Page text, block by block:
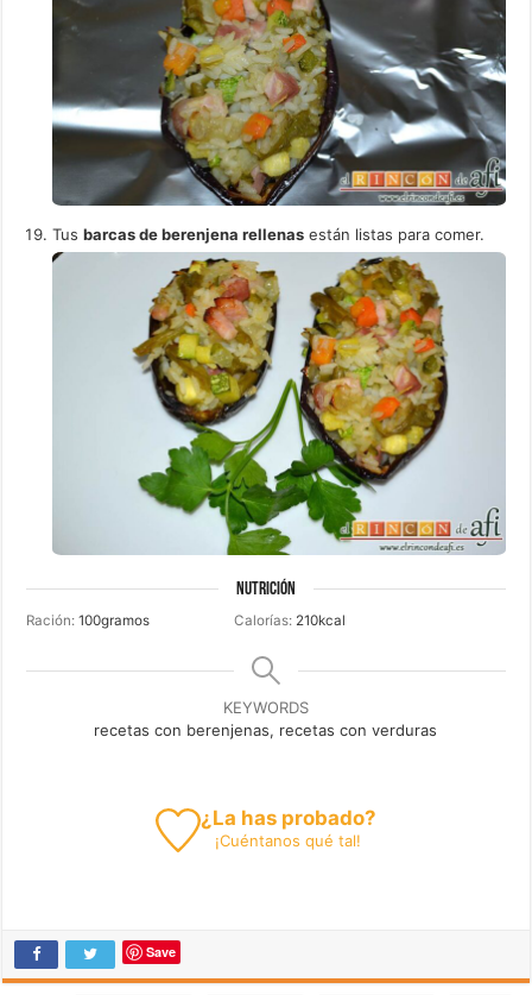
Tusbarcas de berenjena rellenas están listas para comer.
NUTRICIÓN
Ración:100gramos Calorías: 210kcal
KEYWORDS
recetas con berenjenas, recetas con verduras
¿La has probado?
¡Cuéntanos qué tal!
Save